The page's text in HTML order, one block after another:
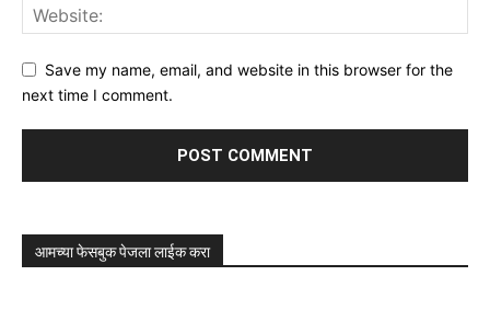
Save my name, email, and website in this browser for the
next time I comment.
आमच्या फेसबुक पेजला लाईक करा